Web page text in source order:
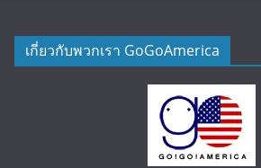
เกี่ยวกับพวกเรา GoGoAmerica